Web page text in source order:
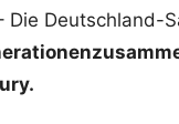
Die Deutschland-